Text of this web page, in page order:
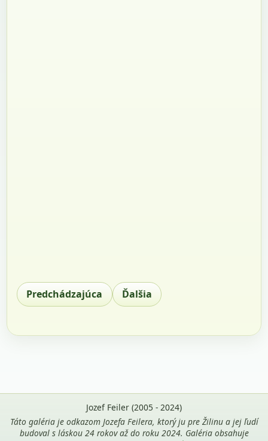
Predchádzajúca Ďalšia
Jozef Feiler (2005 - 2024)
Táto galéria je odkazom Jozefa Feilera, ktorý ju pre Žilinu a jej ľudí
budoval s láskou 24 rokov až do roku 2024. Galéria obsahuje